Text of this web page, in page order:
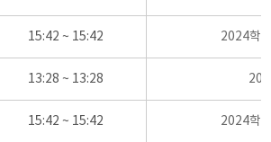
15:42 ~ 15:42 2024학
13:28 ~ 13:28
15:42 ~ 15:42 2024학